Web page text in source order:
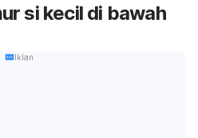
si kecil di bawah
Iklan